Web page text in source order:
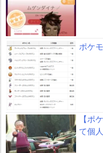
ポケ
【ポ
て個